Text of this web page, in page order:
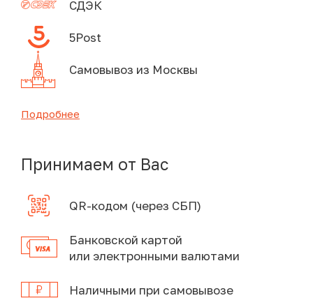
СДЭК
5Post
Самовывоз из Москвы
Подробнее
Принимаем от Вас
QR-кодом (через СБП)
Банковской картой
или электронными валютами
Наличными при самовывозе